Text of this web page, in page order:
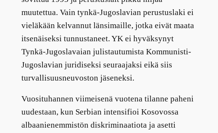
muutettua. Vain tynkä-Jugoslavian perustuslaki ei
vieläkään kelvannut länsimaille, jotka eivät maata
itsenäiseksi tunnustaneet. YK ei hyväksynyt
Tynkä-Jugoslavaian julistautumista Kommunisti-
Jugoslavian juridiseksi seuraajaksi eikä siis
turvallisuusneuvoston jäseneksi.
Vuosituhannen viimeisenä vuotena tilanne paheni
uudestaan, kun Serbian intensifioi Kosovossa
albaanienemmistön diskriminaatiota ja asetti